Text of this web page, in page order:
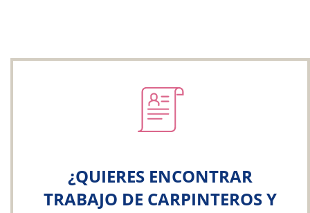
¿QUIERES ENCONTRAR
TRABAJO DE CARPINTEROS Y